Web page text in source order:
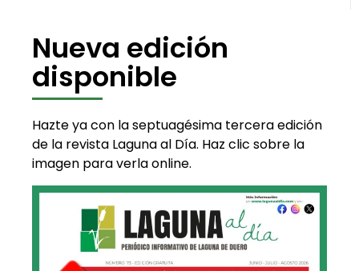
Nueva edición
disponible
Hazte ya con la septuagésima tercera edición
de la revista Laguna al Día. Haz clic sobre la
imagen para verla online.